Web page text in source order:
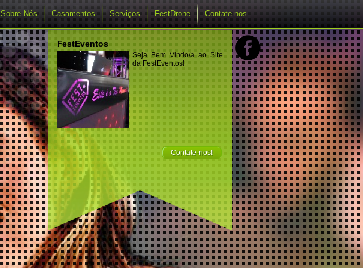
FestEventos
Seja Bem Vindo/a ao Site
da FestEventos!
Contate-nos!
Sobre Nós Casamentos Serviços FestDrone Contate-nos